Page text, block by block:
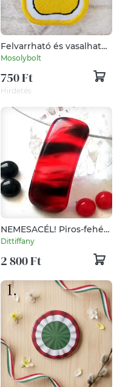
Felvarrható és vasalható
ovis jel, körte
Mosolybolt
750 Ft
Hirdetés
NEMESACÉL! Piros-fehér
nyaklánc és két pár
fülbevaló.
Dittiffany
2 800 Ft